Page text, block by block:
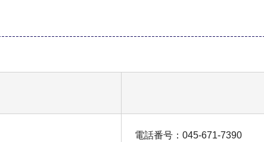
電話番号：045-671-7390